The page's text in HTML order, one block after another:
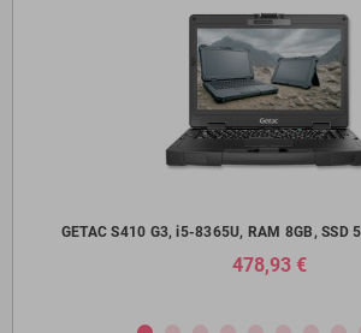
GETAC S410 G3, i5-8365U, RAM 8GB, SSD
478,93 €